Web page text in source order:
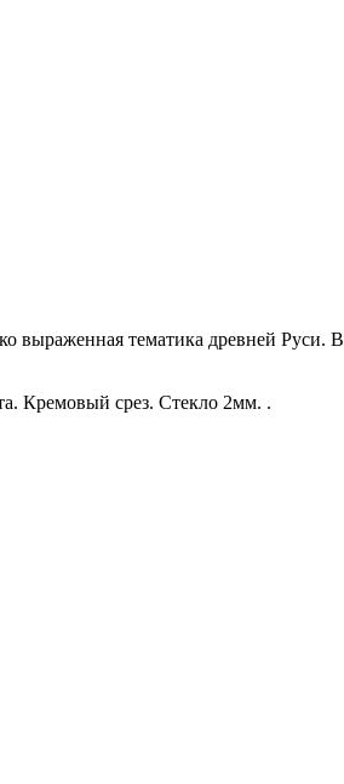
выраженная тематика древней
Кремовый срез. Стекло 2мм. .